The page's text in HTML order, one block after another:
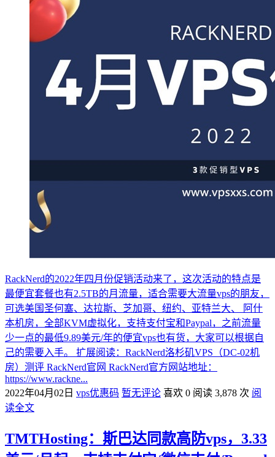
RackNerd的2022年四月份促销活动来了，这次活动的特点是
最便宜套餐也有2.5TB的月流量，适合需要大流量vps的朋友，
可选美国圣何塞、达拉斯、芝加哥、纽约、亚特兰大、 阿什
本机房，全部KVM虚拟化，支持支付宝和Paypal，之前流量
少一点的最低9.89美元/年的便宜vps也有货，大家可以根据自
己的需要入手。 扩展阅读：RackNerd洛杉矶VPS（DC-02机
房）测评 RackNerd官网 RackNerd官方网站地址：
https://www.rackne...
2022年04月02日 vps优惠码 暂无评论 喜欢 0 阅读 3,878 次 阅
读全文
TMTHosting：斯巴达同款高防vps，3.33